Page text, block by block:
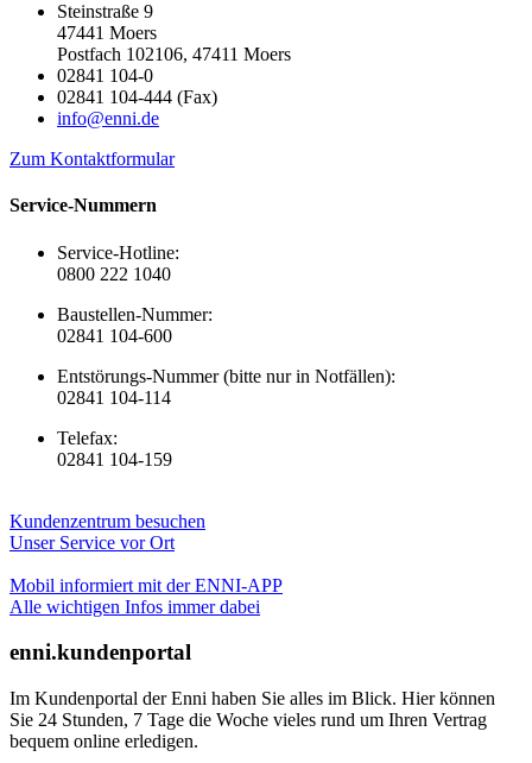
Steinstraße 9
47441 Moers
Postfach 102106, 47411 Moers
02841 104-0
02841 104-444 (Fax)
info@enni.de
Zum Kontaktformular
Service-Nummern
Service-Hotline:
0800 222 1040
Baustellen-Nummer:
02841 104-600
Entstörungs-Nummer (bitte nur in Notfällen):
02841 104-114
Telefax:
02841 104-159
Kundenzentrum besuchen
Unser Service vor Ort
Mobil informiert mit der ENNI-APP
Alle wichtigen Infos immer dabei
enni.kundenportal
Im Kundenportal der Enni haben Sie alles im Blick. Hier können
Sie 24 Stunden, 7 Tage die Woche vieles rund um Ihren Vertrag
bequem online erledigen.